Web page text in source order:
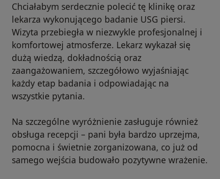
Chciałabym serdecznie polecić tę klinikę oraz
lekarza wykonującego badanie USG piersi.
Wizyta przebiegła w niezwykle profesjonalnej i
komfortowej atmosferze. Lekarz wykazał się
dużą wiedzą, dokładnością oraz
zaangażowaniem, szczegółowo wyjaśniając
każdy etap badania i odpowiadając na
wszystkie pytania.
Na szczególne wyróżnienie zasługuje również
obsługa recepcji – pani była bardzo uprzejma,
pomocna i świetnie zorganizowana, co już od
samego wejścia budowało pozytywne wrażenie.